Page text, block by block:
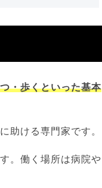
・歩くといった基本
助ける専門家です。
。働く場所は病院や